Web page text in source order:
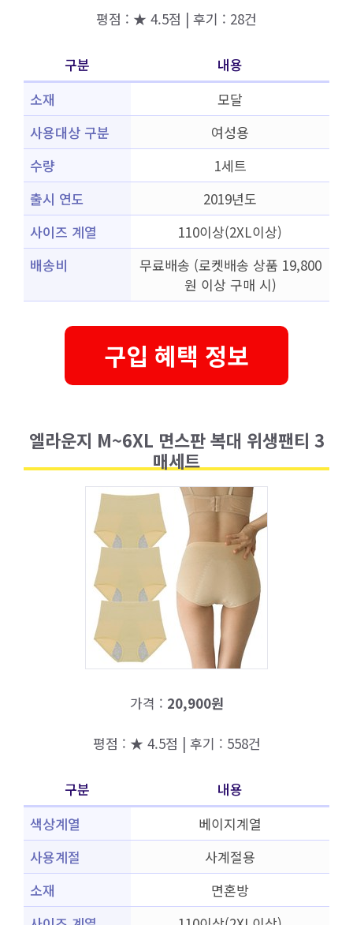
평점 : ★ 4.5점 | 후기 : 28건
구분
내용
소재
모달
사용대상 구분
여성용
수량
1세트
출시 연도
2019년도
사이즈 계열
110이상(2XL이상)
배송비
무료배송 (로켓배송 상품 19,800
원 이상 구매 시)
구입 혜택 정보
엘라운지 M~6XL 면스판 복대 위생팬티 3
매세트
가격 : 20,900원
평점 : ★ 4.5점 | 후기 : 558건
구분
내용
색상계열
베이지계열
사용계절
사계절용
소재
면혼방